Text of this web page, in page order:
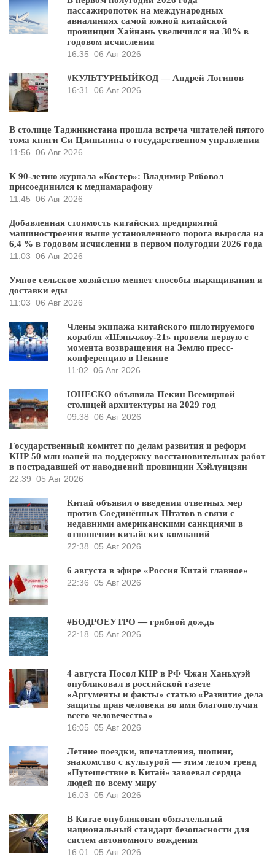
пассажиропоток на международных
авиалиниях самой южной китайской
провинции Хайнань увеличился на 30% в
годовом исчислении
16:35 06 Авг 2026
#КУЛЬТУРНЫЙКОД — Андрей Логинов
16:31
06 Авг 2026
В столице Таджикистана прошла встреча читателей пятого
тома книги Си Цзиньпина о государственном управлении
11:56 06 Авг 2026
К 90-летию журнала «Костер»: Владимир Рябовол
присоединился к медиамарафону
11:45 06 Авг 2026
Добавленная стоимость китайских предприятий
машиностроения выше установленного порога выросла на
6,4 % в годовом исчислении в первом полугодии 2026 года
11:03 06 Авг 2026
Умное сельское хозяйство меняет способы выращивания и
доставки еды
11:03 06 Авг 2026
Члены экипажа китайского пилотируемого
корабля «Шэньчжоу-21» провели первую с
момента возвращения на Землю пресс-
конференцию в Пекине
11:02 06 Авг 2026
ЮНЕСКО объявила Пекин Всемирной
столицей архитектуры на 2029 год
09:38 06 Авг 2026
Государственный комитет по делам развития и реформ
КНР 50 млн юаней на поддержку восстановительных работ
в пострадавшей от наводнений провинции Хэйлунцзян
22:39 05 Авг 2026
Китай объявил о введении ответных мер
против Соединённых Штатов в связи с
недавними американскими санкциями в
отношении китайских компаний
22:38 05 Авг 2026
6 августа в эфире «Россия Китай главное»
22:36 05 Авг 2026
#БОДРОЕУТРО — грибной дождь
22:18 05 Авг 2026
4 августа Посол КНР в РФ Чжан Ханьхуэй
опубликовал в российской газете
«Аргументы и факты» статью «Развитие дела
защиты прав человека во имя благополучия
всего человечества»
16:05 05 Авг 2026
Летние поездки, впечатления, шопинг,
знакомство с культурой — этим летом тренд
«Путешествие в Китай» завоевал сердца
людей по всему миру
16:03 05 Авг 2026
В Китае опубликован обязательный
национальный стандарт безопасности для
систем автономного вождения
16:01
05 Авг 2026